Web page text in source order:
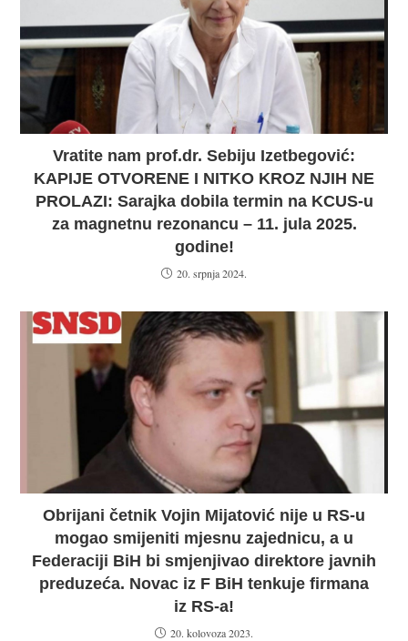
Vratite nam prof.dr. Sebiju Izetbegović:
KAPIJE OTVORENE I NITKO KROZ NJIH NE
PROLAZI: Sarajka dobila termin na KCUS-u
za magnetnu rezonancu – 11. jula 2025.
godine!
20. srpnja 2024.
Obrijani četnik Vojin Mijatović nije u RS-u
mogao smijeniti mjesnu zajednicu, a u
Federaciji BiH bi smjenjivao direktore javnih
preduzeća. Novac iz F BiH tenkuje firmana
iz RS-a!
20. kolovoza 2023.